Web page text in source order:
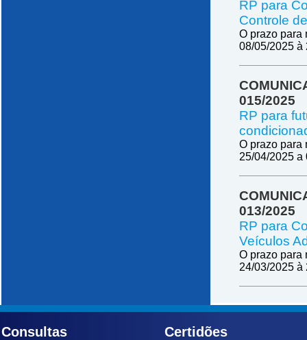
RP para
Controle
O prazo para
08/05/2025 à
015/2025
RP para
O prazo para
25/04/2025 a
013/2025
RP para
Veículos
O prazo para
24/03/2025 à
Consultas Certidões